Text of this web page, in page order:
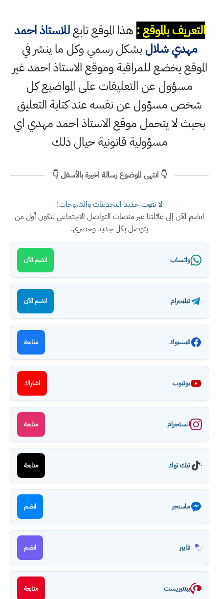
التعريف بالموقع : هذا الموقع تابعللاستاذ احمد
مهدي شلال بشكل رسمي وكل ما ينشر في
الموقع يخضع للمراقبة وموقع الاستاذ احمد غير
مسؤول عن التعليقات على المواضيع كل
شخص مسؤول عن نفسه عند كتابة التعليق
بحيث لا يتحمل موقع الاستاذ احمد مهدي اي
مسؤولية قانونية حيال ذلك
👇 انتهى الموضوع رسالة اخيرة بالأسفل 👇
لا تفوت جديد التحديثات والشروحات!
انضم الآن إلى عائلتنا عبر منصات التواصل الاجتماعي لتكون أول من
يتوصل بكل جديد وحصري.
واتساب انضم الآن
تيليجرام انضم الآن
فيسبوك متابعة
يوتيوب اشتراك
انستجرام متابعة
تيك توك متابعة
ماسنجر انضم
فايبر انضم
بينتيريست متابعة